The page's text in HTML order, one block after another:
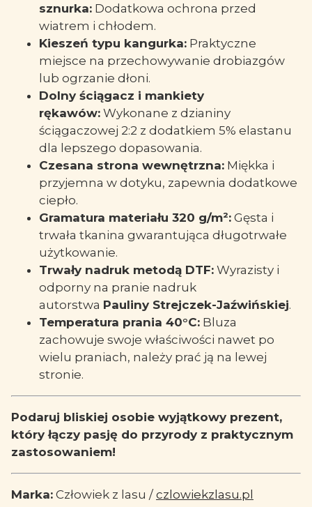
sznurka: Dodatkowa ochrona przed
wiatrem i chłodem.
Kieszeń typu kangurka: Praktyczne
miejsce na przechowywanie drobiazgów
lub ogrzanie dłoni.
Dolny ściągacz i mankiety
rękawów: Wykonane z dzianiny
ściągaczowej 2:2 z dodatkiem 5% elastanu
dla lepszego dopasowania.
Czesana strona wewnętrzna: Miękka i
przyjemna w dotyku, zapewnia dodatkowe
ciepło.
Gramatura materiału 320 g/m²: Gęsta i
trwała tkanina gwarantująca długotrwałe
użytkowanie.
Trwały nadruk metodą DTF: Wyrazisty i
odporny na pranie nadruk
autorstwa Pauliny Strejczek-Jaźwińskiej.
Temperatura prania 40°C: Bluza
zachowuje swoje właściwości nawet po
wielu praniach, należy prać ją na lewej
stronie.
Podaruj bliskiej osobie wyjątkowy prezent,
który łączy pasję do przyrody z praktycznym
zastosowaniem!
Marka: Człowiek z lasu /czlowiekzlasu.pl